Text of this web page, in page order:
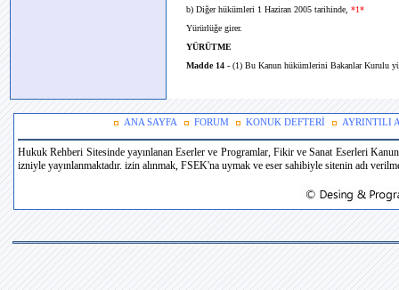
b) Diğer hükümleri 1 Haziran 2005 tarihinde, *1*
Yürürlüğe girer.
YÜRÜTME
Madde 14 - (1) Bu Kanun hükümlerini Bakanlar Kurulu
ANA SAYFA FORUM KONUK DEFTERİ AYRINTILI
Hukuk Rehberi Sitesinde yayınlanan Eserler ve Programlar, Fikir ve Sanat Eserleri
izniyle yayınlanmaktadır. izin alınmak, FSEK'na uymak ve eser sahibiyle sitenin adı